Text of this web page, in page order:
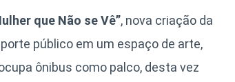
que Não se Vê”, nova criação da
público em um espaço de arte,
ônibus como palco, desta vez